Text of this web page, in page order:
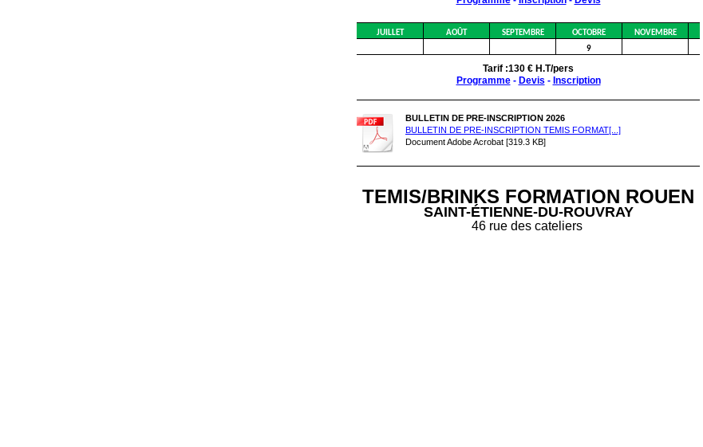
JUILLET AOÛT SEPTEMBRE OCTOBRE NOVEMBRE
9
Tarif :130 € H.T/pers
Programme - Devis - Inscription
BULLETIN DE PRE-INSCRIPTION 2026
BULLETIN DE PRE-INSCRIPTION TEMIS FORMAT[...]
Document Adobe Acrobat [319.3 KB]
TEMIS/BRINKS FORMATION ROUEN
SAINT-ÉTIENNE-DU-ROUVRAY
46 rue des cateliers